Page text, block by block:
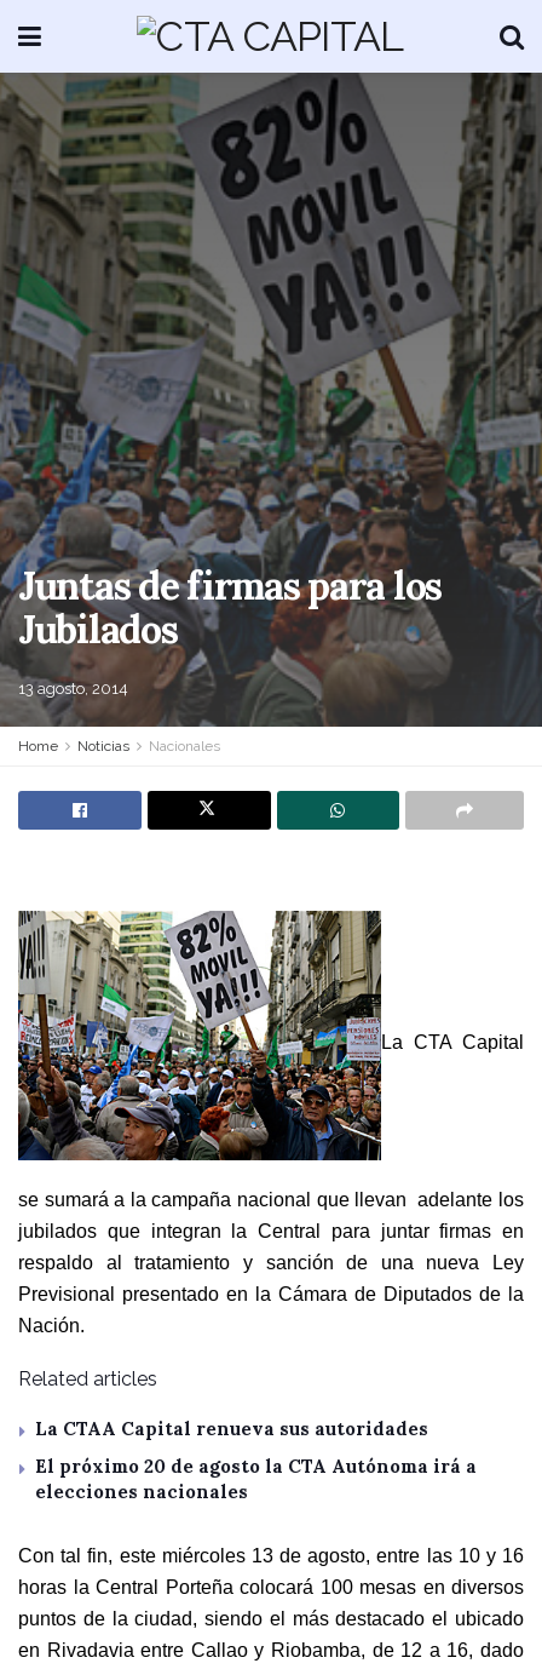
Juntas de firmas para los
Jubilados
13 agosto, 2014
Home Noticias Nacionales
La CTA Capital
se sumará a la campaña nacional que llevan adelante los
jubilados que integran la Central para juntar firmas en
respaldo al tratamiento y sanción de una nueva Ley
Previsional presentado en la Cámara de Diputados de la
Nación.
Related articles
La CTAA Capital renueva sus autoridades
El próximo 20 de agosto la CTA Autónoma irá a
elecciones nacionales
Con tal fin, este miércoles 13 de agosto, entre las 10 y 16
horas la Central Porteña colocará 100 mesas en diversos
puntos de la ciudad, siendo el más destacado el ubicado
en Rivadavia entre Callao y Riobamba, de 12 a 16, dado